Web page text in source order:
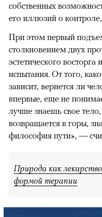
собственных
его иллюзий о
При этом первый
столкновением двух
эстетического
испытания. От того,
зависит, вернется ли
впервые, еще не
лучше знаешь свое
возвращается в горы,
философия пути», —
Природа как
формой терапии